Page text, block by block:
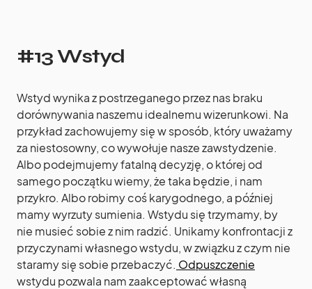
#13 Wstyd
Wstyd wynika z postrzeganego przez nas braku
dorównywania naszemu idealnemu wizerunkowi. Na
przykład zachowujemy się w sposób, który uważamy
za niestosowny, co wywołuje nasze zawstydzenie.
Albo podejmujemy fatalną decyzję, o której od
samego początku wiemy, że taka będzie, i nam
przykro. Albo robimy coś karygodnego, a później
mamy wyrzuty sumienia. Wstydu się trzymamy, by
nie musieć sobie z nim radzić. Unikamy konfrontacji z
przyczynami własnego wstydu, w związku z czym nie
staramy się sobie przebaczyć. Odpuszczenie
wstydu pozwala nam zaakceptować własną